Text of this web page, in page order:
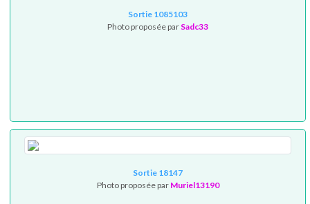
Sortie 1085103
Photo proposée par Sadc33
Sortie 18147
Photo proposée par Muriel13190